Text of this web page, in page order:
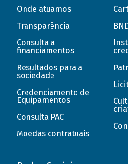
Onde atuamos
Transparência
Consulta a
financiamentos
Resultados para a
sociedade
Credenciamento de
Equipamentos
Consulta PAC
Moedas contratuais